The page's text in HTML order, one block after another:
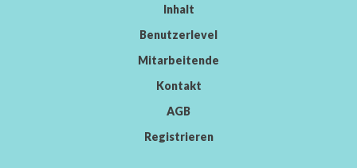
Inhalt
Benutzerlevel
Mitarbeitende
Kontakt
AGB
Registrieren